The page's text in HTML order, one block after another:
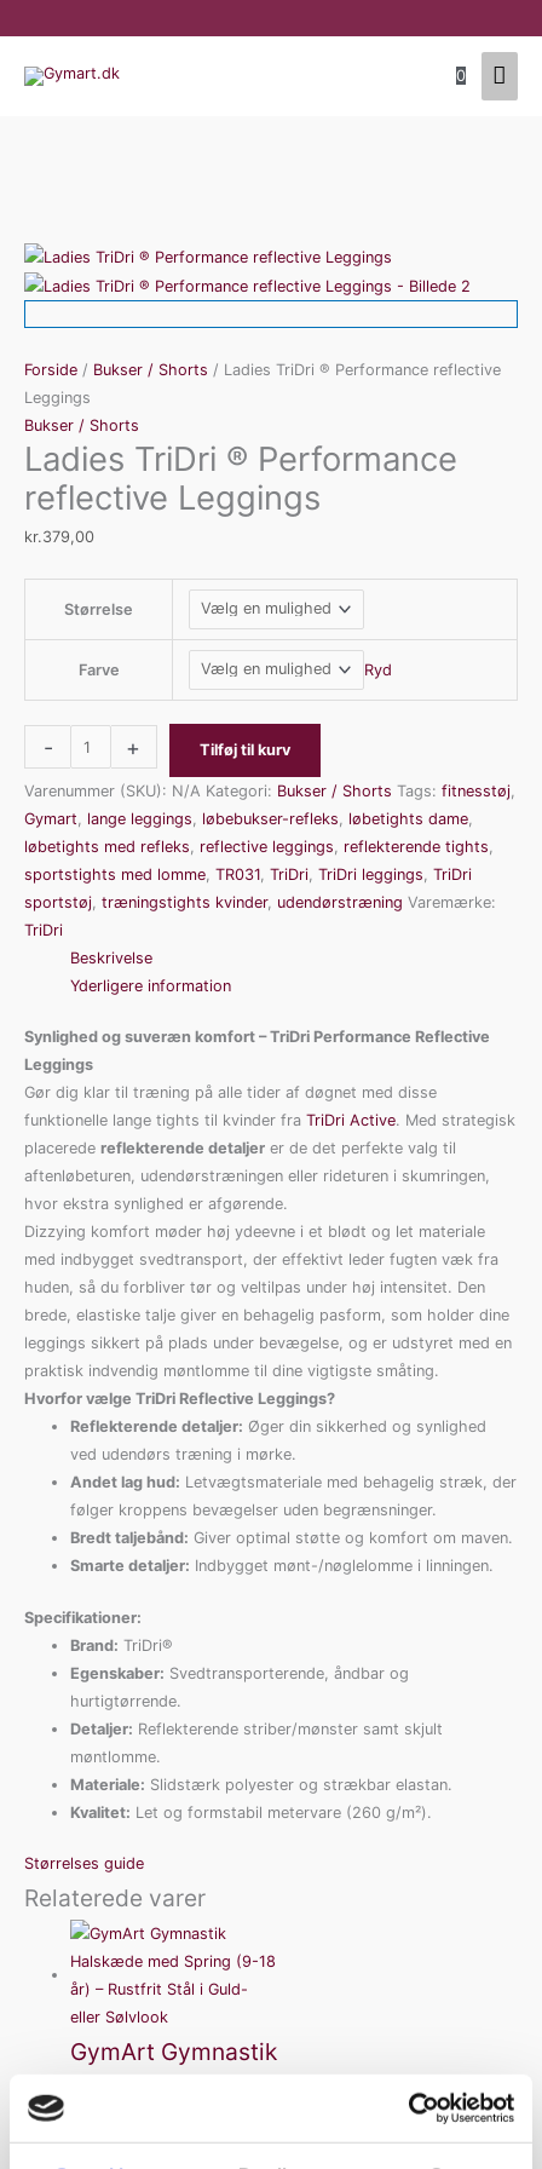
til
indholdet
0
Forside / Bukser / Shorts / Ladies TriDri ® Performance reflective
Leggings
Bukser / Shorts
Ladies TriDri ® Performance
reflective Leggings
kr.379,00
Størrelse
Farve Ryd
-
Ladies
TriDri
reflective
Leggings
antal
+ Tilføj til kurv
Varenummer (SKU): N/A Kategori: Bukser / Shorts Tags: fitnesstøj
Gymart
lange leggings løbebukser-refleks løbetights dame
løbetights med refleks
reflective leggings reflekterende tights
sportstights med lomme TR031 TriDri TriDri leggings TriDri
sportstøj træningstights kvinder, udendørstræning Varemærke:
TriDri
Beskrivelse
Yderligere information
Synlighed og suveræn komfort – TriDri Performance Reflective
Leggings
Gør dig klar til træning på alle tider af døgnet med disse
funktionelle lange tights til kvinder fra TriDri Active. Med strategisk
placerede reflekterende detaljer er de det perfekte valg til
aftenløbeturen, udendørstræningen eller rideturen i skumringen,
hvor ekstra synlighed er afgørende.
Dizzying komfort møder høj ydeevne i et blødt og let materiale
med indbygget svedtransport, der effektivt leder fugten væk fra
huden, så du forbliver tør og veltilpas under høj intensitet. Den
brede, elastiske talje giver en behagelig pasform, som holder dine
leggings sikkert på plads under bevægelse, og er udstyret med en
praktisk indvendig møntlomme til dine vigtigste småting.
Hvorfor vælge TriDri Reflective Leggings?
Reflekterende detaljer: Øger din sikkerhed og synlighed
ved udendørs træning i mørke.
Andet lag hud: Letvægtsmateriale med behagelig stræk, der
følger kroppens bevægelser uden begrænsninger.
Bredt taljebånd: Giver optimal støtte og komfort om maven.
Smarte detaljer: Indbygget mønt-/nøglelomme i linningen.
Specifikationer:
Brand: TriDri®
Egenskaber: Svedtransporterende, åndbar og
hurtigtørrende.
Detaljer: Reflekterende striber/mønster samt skjult
møntlomme.
Materiale: Slidstærk polyester og strækbar elastan.
Kvalitet: Let og formstabil metervare (260 g/m²).
Størrelses guide
Relaterede varer
GymArt Gymnastik
Spring (9-18 år) –